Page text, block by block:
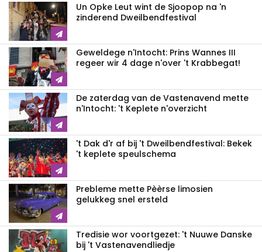
Un Opke Leut wint de Sjoopop na 'n
zinderend Dweilbendfestival
Geweldege n'Intocht: Prins Wannes III
regeer wir 4 dage n'over 't Krabbegat!
De zaterdag van de Vastenavend mette
n'Intocht: 't Keplete n'overzicht
't Dak d'r af bij 't Dweilbendfestival: Bekek
't keplete speulschema
Prebleme mette Pèèrse limosien
gelukkeg snel ersteld
Tredisie wor voortgezet: 't Nuuwe Danske
bij 't Vastenavendliedje